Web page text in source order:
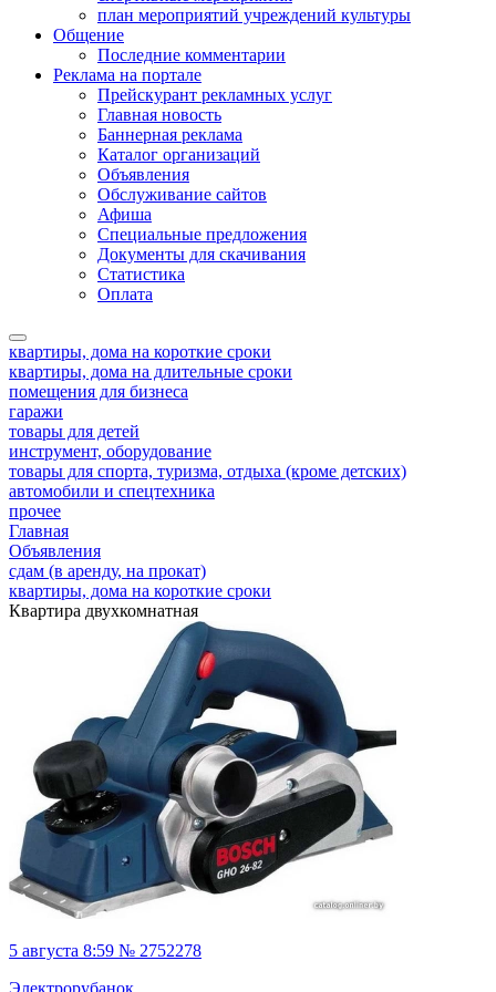
план мероприятий учреждений культуры
Общение
Последние комментарии
Реклама на портале
Прейскурант рекламных услуг
Главная новость
Баннерная реклама
Каталог организаций
Объявления
Обслуживание сайтов
Афиша
Специальные предложения
Документы для скачивания
Статистика
Оплата
квартиры, дома на короткие сроки
квартиры, дома на длительные сроки
помещения для бизнеса
гаражи
товары для детей
инструмент, оборудование
товары для спорта, туризма, отдыха (кроме детских)
автомобили и спецтехника
прочее
Главная
Объявления
сдам (в аренду, на прокат)
квартиры, дома на короткие сроки
Квартира двухкомнатная
5 августа 8:59 № 2752278
Электрорубанок